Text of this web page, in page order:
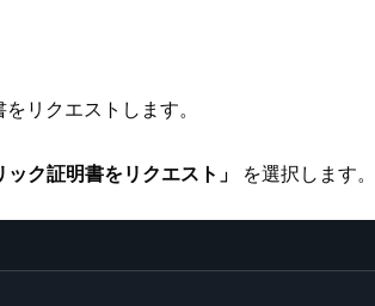
リクエストします。
ック証明書をリクエスト」 を選択します。